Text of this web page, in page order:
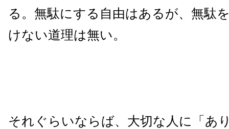
る。無駄にする自由はあるが、無駄
けない道理は無い。
それぐらいならば、大切な人に「あ